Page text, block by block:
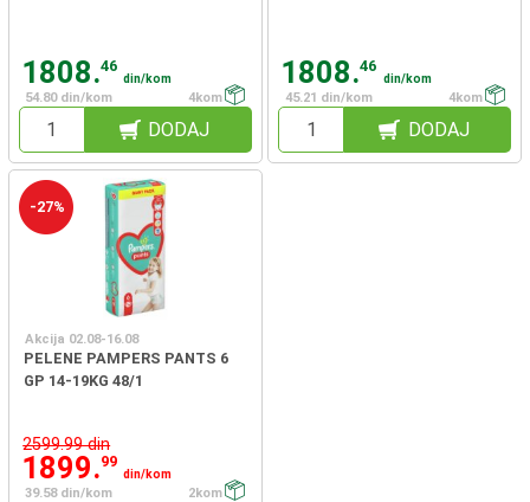
1808.46
din/kom
54.80 din/kom
4kom
DODAJ
1808.46
din/kom
45.21 din/kom
4kom
DODAJ
-27%
Akcija 02.08-16.08
PELENE PAMPERS PANTS 6
GP 14-19KG 48/1
2599.99 din
1899.99
din/kom
39.58 din/kom
2kom